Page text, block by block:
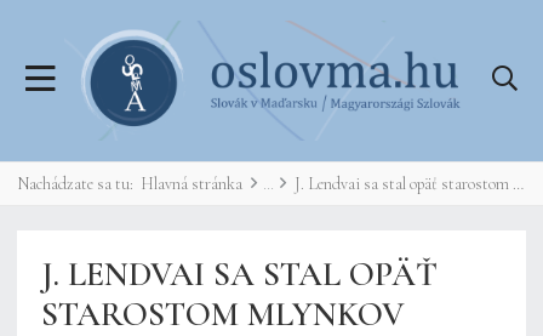
Nachádzate sa tu: Hlavná stránka J. Lendvai sa stal opäť starostom Mlynkov
J. LENDVAI SA STAL OPÄŤ
STAROSTOM MLYNKOV